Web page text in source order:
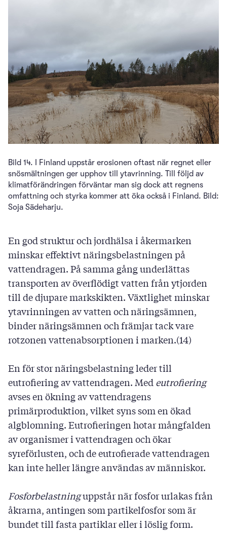
Bild 14. I Finland uppstår erosionen oftast när regnet eller
snösmältningen ger upphov till ytavrinning. Till följd av
klimatförändringen förväntar man sig dock att regnens
omfattning och styrka kommer att öka också i Finland. Bild:
Soja Sädeharju.
En god struktur och jordhälsa i åkermarken
minskar effektivt näringsbelastningen på
vattendragen. På samma gång underlättas
transporten av överflödigt vatten från ytjorden
till de djupare markskikten. Växtlighet minskar
ytavrinningen av vatten och näringsämnen,
binder näringsämnen och främjar tack vare
rotzonen vattenabsorptionen i marken.(14)
En för stor näringsbelastning leder till
eutrofiering av vattendragen. Med eutrofiering
avses en ökning av vattendragens
primärproduktion, vilket syns som en ökad
algblomning. Eutrofieringen hotar mångfalden
av organismer i vattendragen och ökar
syreförlusten, och de eutrofierade vattendragen
kan inte heller längre användas av människor.
Fosforbelastninguppstår när fosfor urlakas från
åkrarna, antingen som partikelfosfor som är
bundet till fasta partiklar eller i löslig form.